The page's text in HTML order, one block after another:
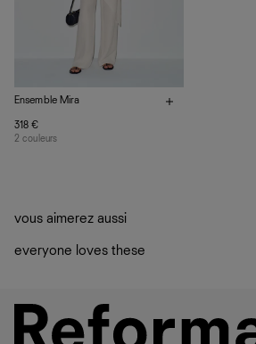
Ensemble Mira
318 €
2 couleurs
vous aimerez aussi
everyone loves these